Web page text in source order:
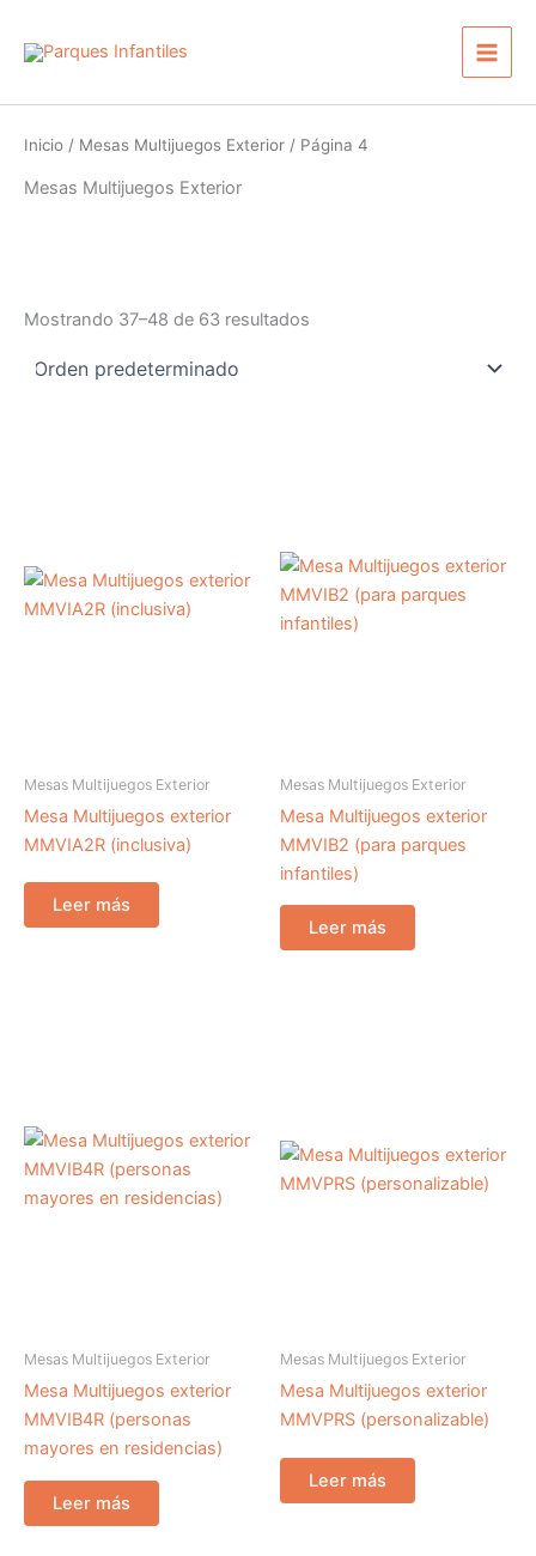
Main
Inicio / Mesas Multijuegos Exterior / Página 4
Mesas Multijuegos Exterior
Mostrando 37–48 de 63 resultados
Mesas Multijuegos Exterior
Mesa Multijuegos exterior
MMVIA2R (inclusiva)
Leer más
Mesas Multijuegos Exterior
Mesa Multijuegos exterior
MMVIB2 (para parques
infantiles)
Leer más
Mesas Multijuegos Exterior
Mesa Multijuegos exterior
MMVIB4R (personas
mayores en residencias)
Leer más
Mesas Multijuegos Exterior
Mesa Multijuegos exterior
MMVPRS (personalizable)
Leer más